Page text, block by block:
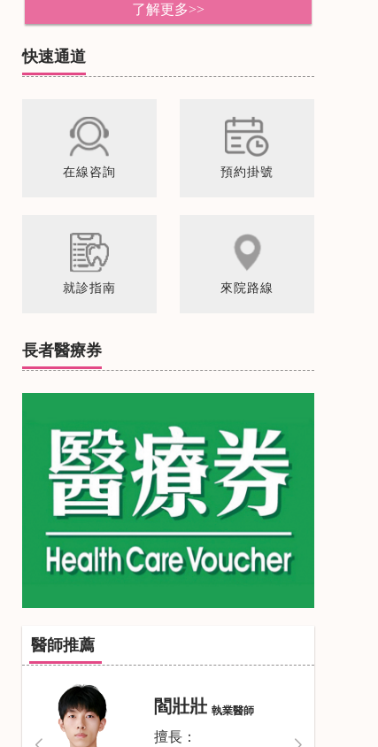
了解更多>>
快速通道
在線咨詢 預約掛號
就診指南 來院路線
長者醫療券
醫師推薦
閻壯壯 執業醫師
擅長：